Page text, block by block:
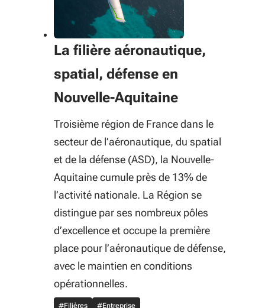
La filière aéronautique,
spatial, défense en
Nouvelle-Aquitaine
Troisième région de France dans le
secteur de l’aéronautique, du spatial
et de la défense (ASD), la Nouvelle-
Aquitaine cumule près de 13% de
l’activité nationale. La Région se
distingue par ses nombreux pôles
d’excellence et occupe la première
place pour l’aéronautique de défense,
avec le maintien en conditions
opérationnelles.
#Filières #Entreprise